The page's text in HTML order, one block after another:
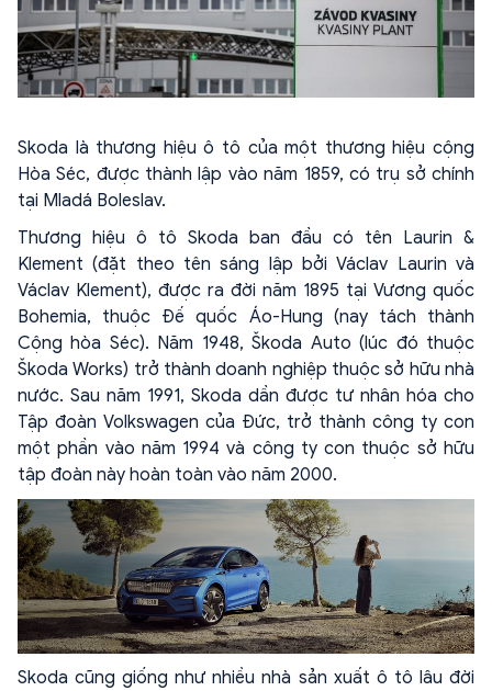
Skoda là thương hiệu ô tô của một thương hiệu cộng
Hòa Séc, được thành lập vào năm 1859, có trụ sở chính
tại Mladá Boleslav.
Thương hiệu ô tô Skoda ban đầu có tên Laurin &
Klement (đặt theo tên sáng lập bởi Václav Laurin và
Václav Klement), được ra đời năm 1895 tại Vương quốc
Bohemia, thuộc Đế quốc Áo-Hung (nay tách thành
Cộng hòa Séc). Năm 1948, Škoda Auto (lúc đó thuộc
Škoda Works) trở thành doanh nghiệp thuộc sở hữu nhà
nước. Sau năm 1991, Skoda dần được tư nhân hóa cho
Tập đoàn Volkswagen của Đức, trở thành công ty con
một phần vào năm 1994 và công ty con thuộc sở hữu
tập đoàn này hoàn toàn vào năm 2000.
Skoda cũng giống như nhiều nhà sản xuất ô tô lâu đời